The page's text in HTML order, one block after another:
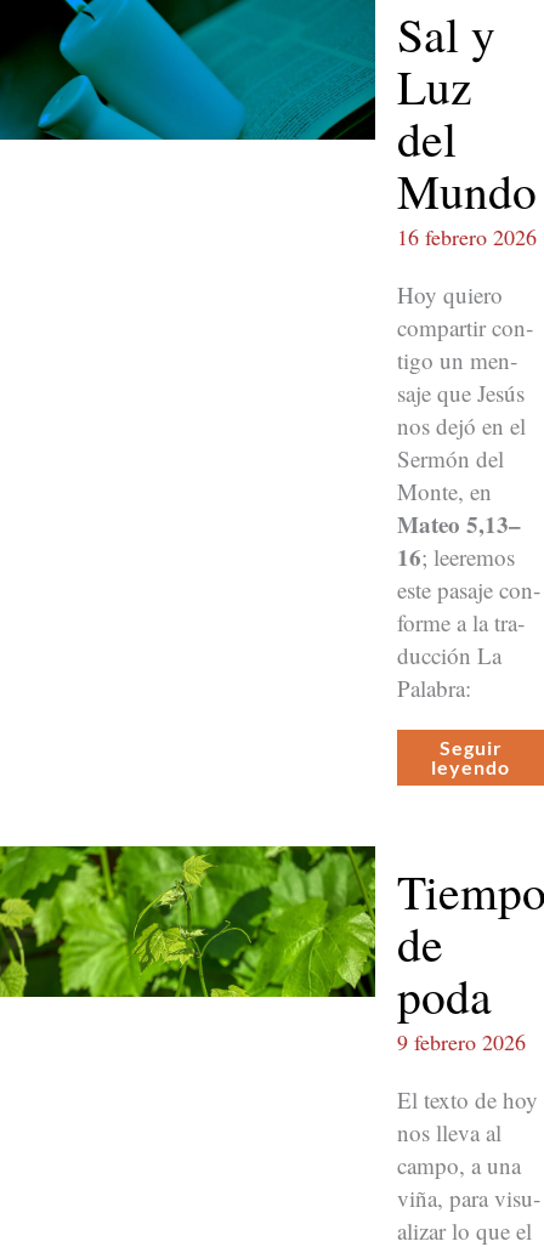
Sal y
Luz
del
Mundo
16 febrero 2026
Hoy quiero
com­par­tir con­
ti­go un men­
saje que Jesús
nos dejó en el
Ser­món del
Monte, en
Mateo 5,13–
16; leer­e­mos
este pasaje con­
forme a la tra­
duc­ción La
Pal­abra:
Seguir
leyen­do
de
poda
9 febrero 2026
El tex­to de hoy
nos lle­va al
cam­po, a una
viña, para visu­
alizar lo que el